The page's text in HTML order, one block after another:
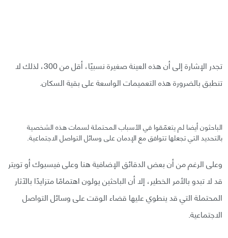
تجدر الإشارة إلى أن هذه العينة صغيرة نسبيًا، أقل من 300، لذلك لا
تنطبق بالضرورة هذه التعميمات الواسعة على بقية السكان.
الباحثون أيضا لم يتعمّقوا في الأسباب المحتملة لسمات هذه الشخصية
بالتحديد التي تجعلها تتوافق مع الإدمان على وسائل التواصل الاجتماعية.
وعلى الرغم من أن بعض الدقائق الإضافية هنا وعلى فيسبوك أو تويتر
قد لا تبدو بالأمر الخطير، إلا أن الباحثين يولون اهتمامًا متزايدًا بالآثار
المحتملة التي قد ينطوي عليها قضاء الوقت على وسائل التواصل
الاجتماعية.